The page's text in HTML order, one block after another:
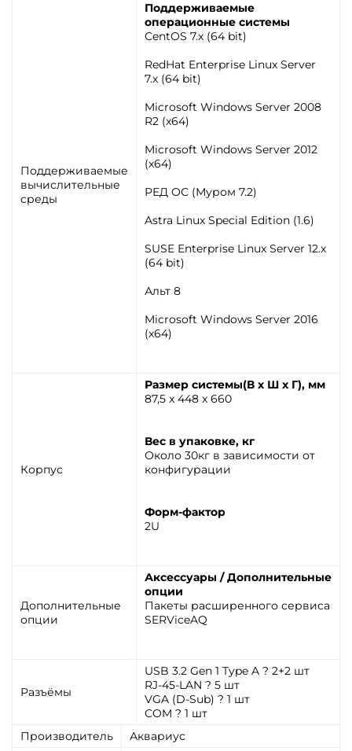
Поддерживаемые
вычислительные
среды
Поддерживаемые
операционные системы
CentOS 7.x (64 bit)
RedHat Enterprise Linux Server
7.x (64 bit)
Microsoft Windows Server 2008
R2 (x64)
Microsoft Windows Server 2012
(x64)
РЕД ОС (Муром 7.2)
Astra Linux Special Edition (1.6)
SUSE Enterprise Linux Server 12.x
(64 bit)
Альт 8
Microsoft Windows Server 2016
(x64)
Корпус
Размер системы(В x Ш x Г), мм
87,5 x 448 x 660
Вес в упаковке, кг
Около 30кг в зависимости от
конфигурации
Форм-фактор
2U
Дополнительные
опции
Аксессуары / Дополнительные
опции
Пакеты расширенного сервиса
SERViceAQ
Разъёмы
USB 3.2 Gen 1 Type A ? 2+2 шт
RJ-45-LAN ? 5 шт
VGA (D-Sub) ? 1 шт
COM ? 1 шт
Производитель
Аквариус